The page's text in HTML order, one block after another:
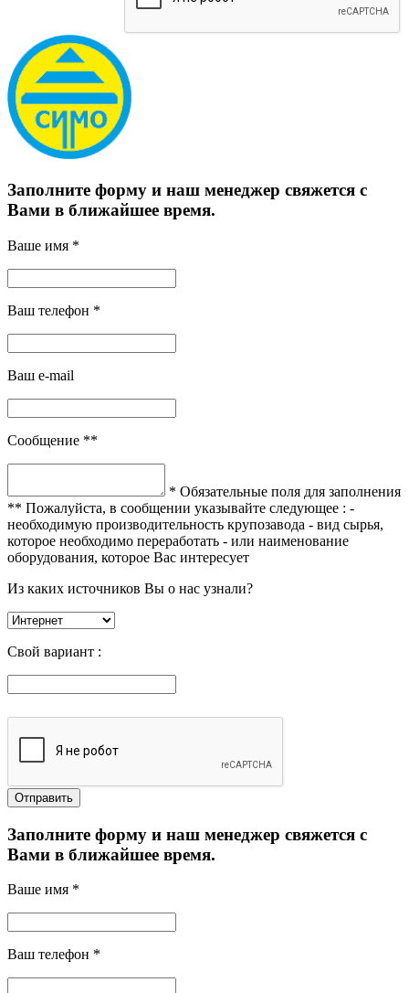
Заполните форму и наш менеджер свяжется с
Вами в ближайшее время.
Ваше имя *
Ваш телефон *
Ваш e-mail
Сообщение **
* Обязательные поля для заполнения
** Пожалуйста, в сообщении указывайте следующее : -
необходимую производительность крупозавода - вид сырья,
которое необходимо переработать - или наименование
оборудования, которое Вас интересует
Из каких источников Вы о нас узнали?
Свой вариант :
Заполните форму и наш менеджер свяжется с
Вами в ближайшее время.
Ваше имя *
Ваш телефон *